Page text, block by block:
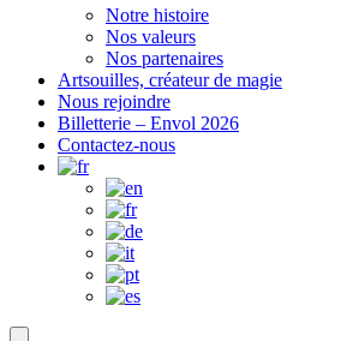
Notre histoire
Nos valeurs
Nos partenaires
Artsouilles, créateur de magie
Nous rejoindre
Billetterie – Envol 2026
Contactez-nous